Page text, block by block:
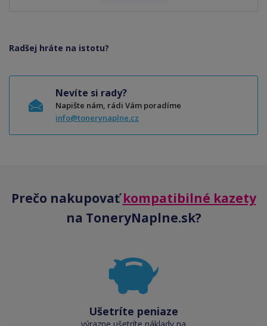
Radšej hráte na istotu?
Nevíte si rady?
Napište nám, rádi Vám poradíme
info@tonerynaplne.cz
Prečo nakupovaťkompatibilné kazety
na ToneryNaplne.sk?
Ušetríte peniaze